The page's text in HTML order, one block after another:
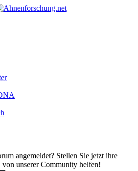
angemeldet? Stellen Sie jetzt ihre
von unserer Community helfen!